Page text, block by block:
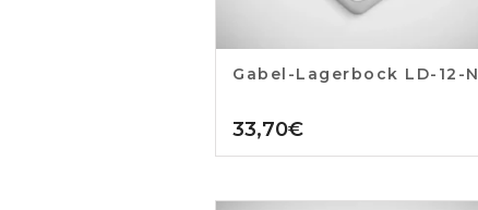
Gabel-Lagerbock LD-12-N
33,70€